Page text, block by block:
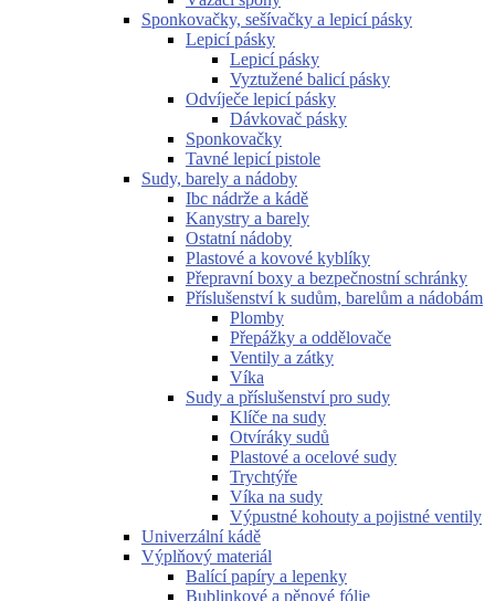
Sponkovačky, sešívačky a lepicí pásky
Lepicí pásky
Lepicí pásky
Vyztužené balicí pásky
Odvíječe lepicí pásky
Dávkovač pásky
Sponkovačky
Tavné lepicí pistole
Sudy, barely a nádoby
Ibc nádrže a kádě
Kanystry a barely
Ostatní nádoby
Plastové a kovové kyblíky
Přepravní boxy a bezpečnostní schránky
Příslušenství k sudům, barelům a nádobám
Plomby
Přepážky a oddělovače
Ventily a zátky
Víka
Sudy a příslušenství pro sudy
Klíče na sudy
Otvíráky sudů
Plastové a ocelové sudy
Trychtýře
Víka na sudy
Výpustné kohouty a pojistné ventily
Univerzální kádě
Výplňový materiál
Balící papíry a lepenky
Bublinkové a pěnové fólie